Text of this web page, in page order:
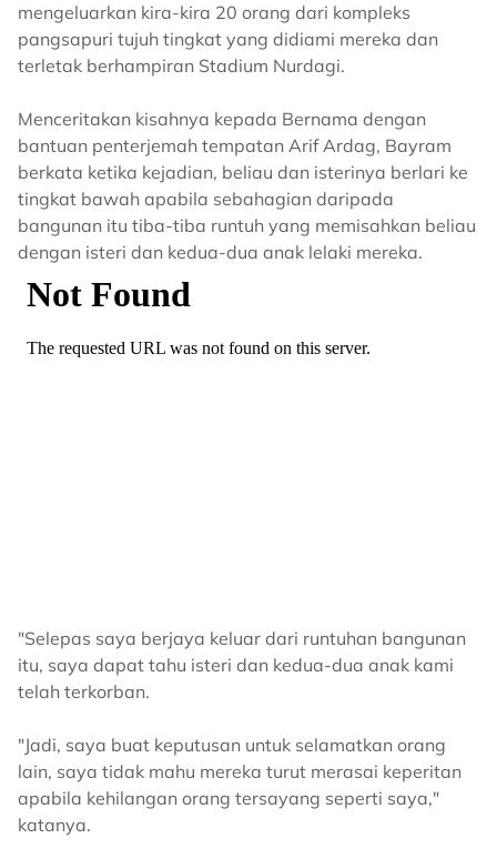
mengeluarkan kira-kira 20 orang dari kompleks
pangsapuri tujuh tingkat yang didiami mereka dan
terletak berhampiran Stadium Nurdagi.
Menceritakan kisahnya kepada Bernama dengan
bantuan penterjemah tempatan Arif Ardag, Bayram
berkata ketika kejadian, beliau dan isterinya berlari ke
tingkat bawah apabila sebahagian daripada
bangunan itu tiba-tiba runtuh yang memisahkan beliau
dengan isteri dan kedua-dua anak lelaki mereka.
"Selepas saya berjaya keluar dari runtuhan bangunan
itu, saya dapat tahu isteri dan kedua-dua anak kami
telah terkorban.
"Jadi, saya buat keputusan untuk selamatkan orang
lain, saya tidak mahu mereka turut merasai keperitan
apabila kehilangan orang tersayang seperti saya,"
katanya.